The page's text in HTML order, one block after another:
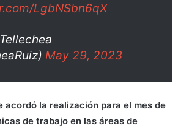
LgbNSbn6qX
May 29, 2023
acordó la realización para el mes de
de trabajo en las áreas de